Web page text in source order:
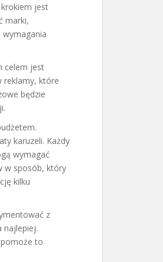
jest
marki,
wymagania
celem jest
reklamy, które
będzie
karuzeli. Każdy
wymagać
w sposób, który
kilku
z
najlepiej.
to